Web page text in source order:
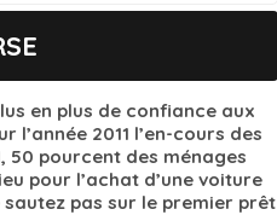
en plus de confiance aux
2011 l’en-cours des
50 pourcent des ménages
pour l’achat d’une voiture
sautez pas sur le premier prêt